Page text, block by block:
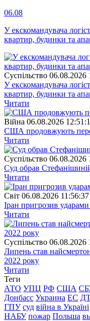
06.08
У екскомандувача
квартир, будинки та
Суспiльство 06.08.2026
У екскомандувача
квартир, будинки та
Читати
Війна 06.08.2026
США продовжують
Читати
Суспiльство 06.08.2026
Суд обрав
Читати
Свiт 06.08.2026 11:56:37
Іран пригрозив
Читати
Суспiльство 06.08.2026
Липень став
2022 року
Читати
Теги
АТО УПЦ РФ США
Донбасс Украина ЕС
ГПУ суд війна в Україні
НАБУ пожар Польша